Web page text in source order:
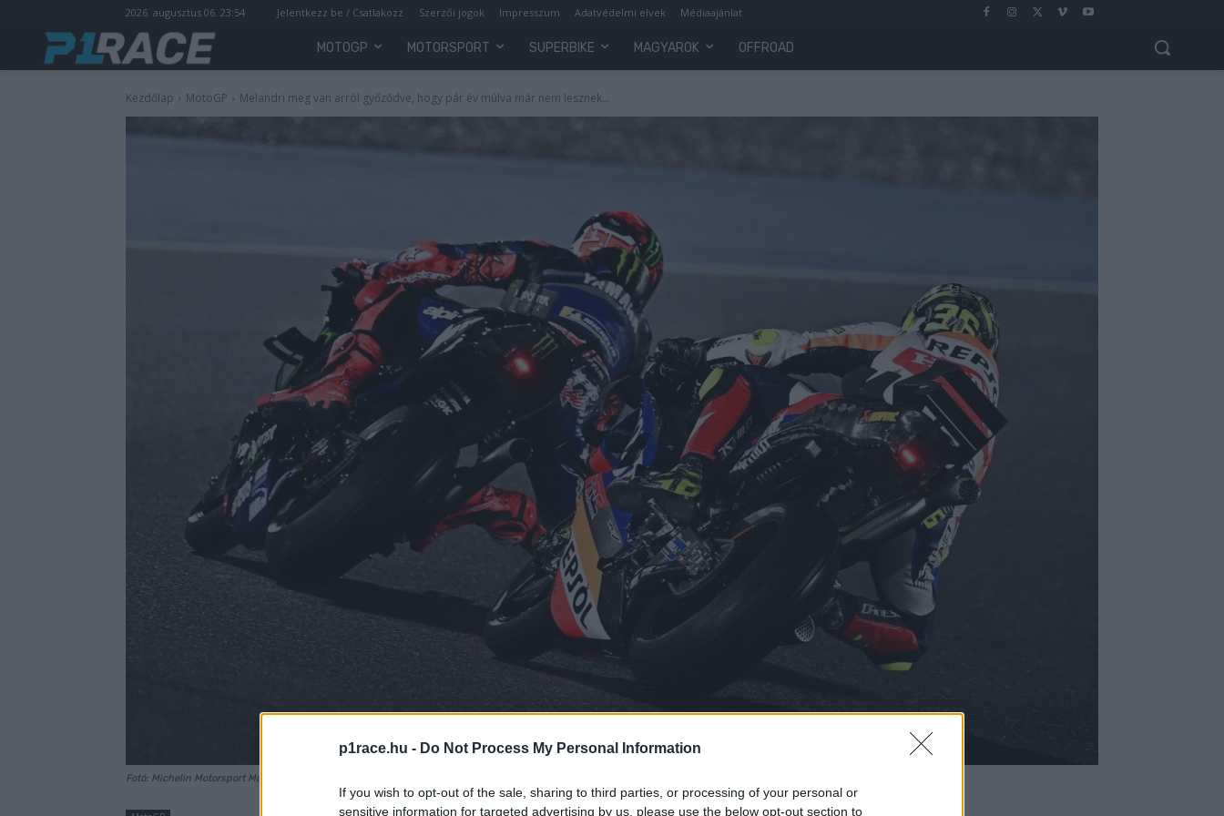
p1race.hu - Do Not Process My Personal Information
If you wish to opt-out of the sale, sharing to third parties, or processing of your personal or
sensitive information for targeted advertising by us, please use the below opt-out section to
2026. augusztus 06. 23:54 Jelentkezz be / Csatlakozz Szerzői jogok Impresszum Adatvédelmi elvek Médiaajánlat
MOTOGP MOTORSPORT SUPERBIKE MAGYAROK OFFROAD
Kezdőlap MotoGP Melandri meg van arról győződve, hogy pár év múlva már nem lesznek...
Fotó: Michelin Motorsport Moto/Flickr